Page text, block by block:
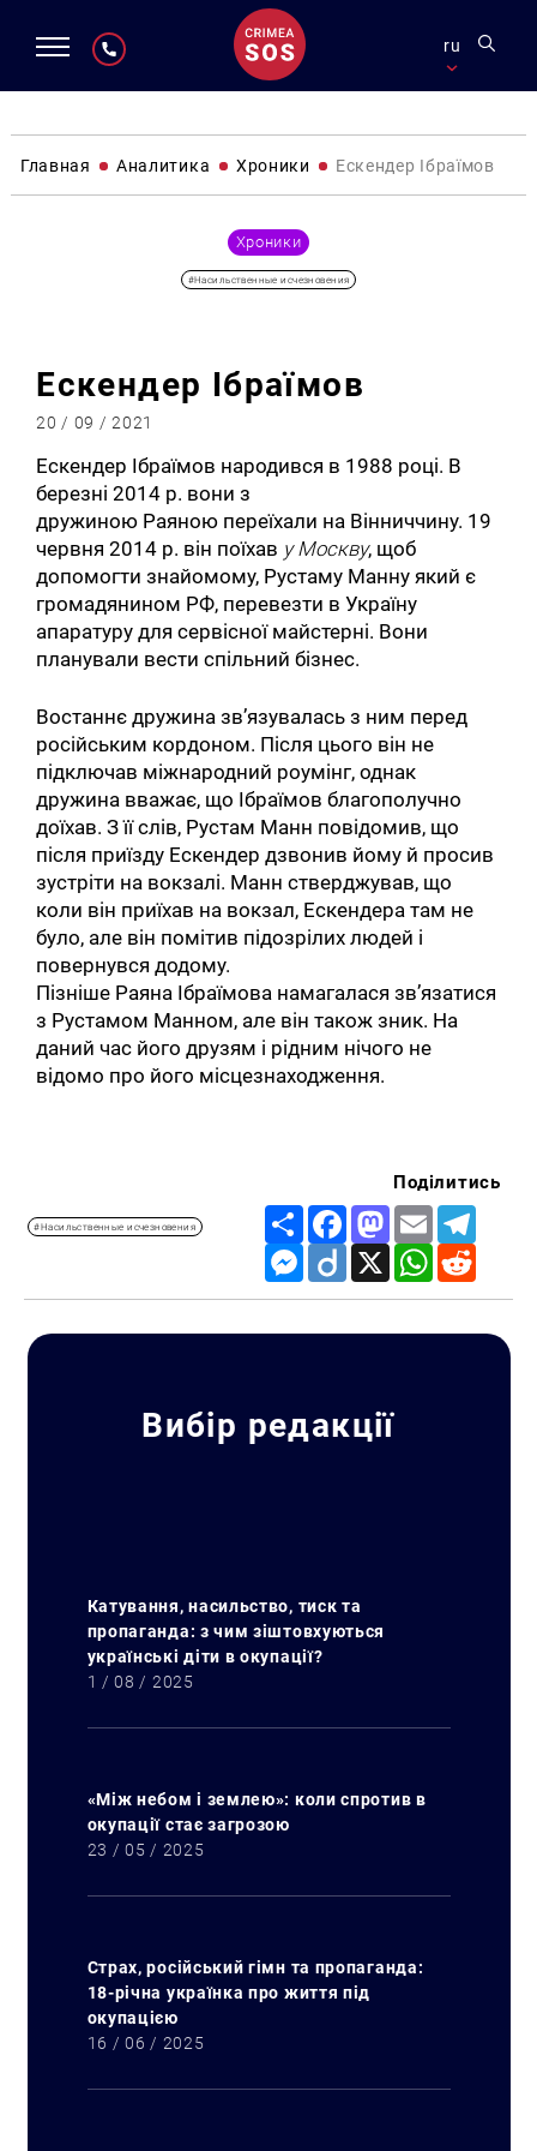
ru
Главная Аналитика Хроники Ескендер Ібраїмов
Хроники
#Насильственные исчезновения
Ескендер Ібраїмов
20 / 09 / 2021
Ескендер Ібраїмов народився в 1988 році. В
березні 2014 р. вони з
дружиною Раяною переїхали на Вінниччину. 19
червня 2014 р. він поїхав у Москву, щоб
допомогти знайомому, Рустаму Манну який є
громадянином РФ, перевезти в Україну
апаратуру для сервісної майстерні. Вони
планували вести спільний бізнес.
Востаннє дружина зв’язувалась з ним перед
російським кордоном. Після цього він не
підключав міжнародний роумінг, однак
дружина вважає, що Ібраїмов благополучно
доїхав. З її слів, Рустам Манн повідомив, що
після приїзду Ескендер дзвонив йому й просив
зустріти на вокзалі. Манн стверджував, що
коли він приїхав на вокзал, Ескендера там не
було, але він помітив підозрілих людей і
повернувся додому.
Пізніше Раяна Ібраїмова намагалася зв’язатися
з Рустамом Манном, але він також зник. На
даний час його друзям і рідним нічого не
відомо про його місцезнаходження.
#Насильственные исчезновения
Поділитись
Share FacebookMastodon
Email
Messenger
Diigo X WhatsApp
Вибір редакції
Катування, насильство, тиск та
пропаганда: з чим зіштовхуються
українські діти в окупації?
1 / 08 / 2025
«Між небом і землею»: коли спротив в
окупації стає загрозою
23 / 05 / 2025
Страх, російський гімн та пропаганда:
18-річна українка про життя під
окупацією
16 / 06 / 2025